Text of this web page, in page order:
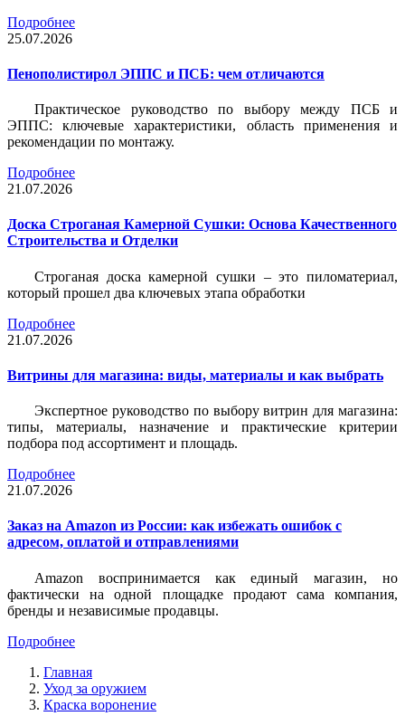
Подробнее
25.07.2026
Пенополистирол ЭППС и ПСБ: чем отличаются
Практическое руководство по выбору между ПСБ и
ЭППС: ключевые характеристики, область применения и
рекомендации по монтажу.
Подробнее
21.07.2026
Доска Строганая Камерной Сушки: Основа Качественного
Строительства и Отделки
Строганая доска камерной сушки – это пиломатериал,
который прошел два ключевых этапа обработки
Подробнее
21.07.2026
Витрины для магазина: виды, материалы и как выбрать
Экспертное руководство по выбору витрин для магазина:
типы, материалы, назначение и практические критерии
подбора под ассортимент и площадь.
Подробнее
21.07.2026
Заказ на Amazon из России: как избежать ошибок с
адресом, оплатой и отправлениями
Amazon воспринимается как единый магазин, но
фактически на одной площадке продают сама компания,
бренды и независимые продавцы.
Подробнее
Главная
Уход за оружием
Краска воронение